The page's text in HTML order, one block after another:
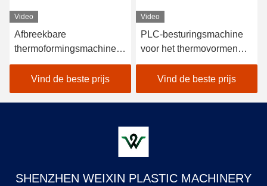
Video
Afbreekbare
thermoformingsmachine
voor kunststof Maximale
vormdiepte 180 mm
Vind de beste prijs
Video
PLC-besturingsmachine
voor het thermovormen
van bekers voor PE-PET-
PVC-materiaal
Vind de beste prijs
SHENZHEN WEIXIN PLASTIC MACHINERY